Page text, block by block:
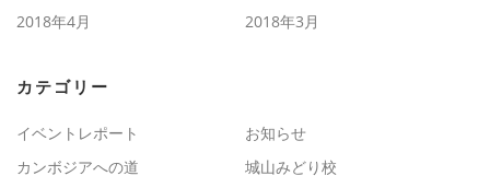
2018年4月
2018年3月
カテゴリー
イベントレポート
お知らせ
カンボジアへの道
城山みどり校